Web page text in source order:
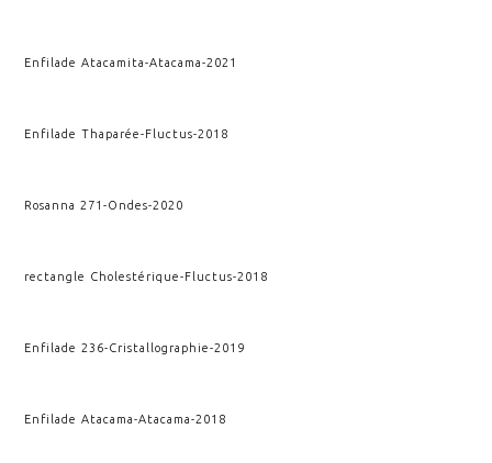
Enfilade Atacamita-Atacama-2021
Enfilade Thaparée-Fluctus-2018
Rosanna 271-Ondes-2020
rectangle Cholestérique-Fluctus-2018
Enfilade 236-Cristallographie-2019
Enfilade Atacama-Atacama-2018